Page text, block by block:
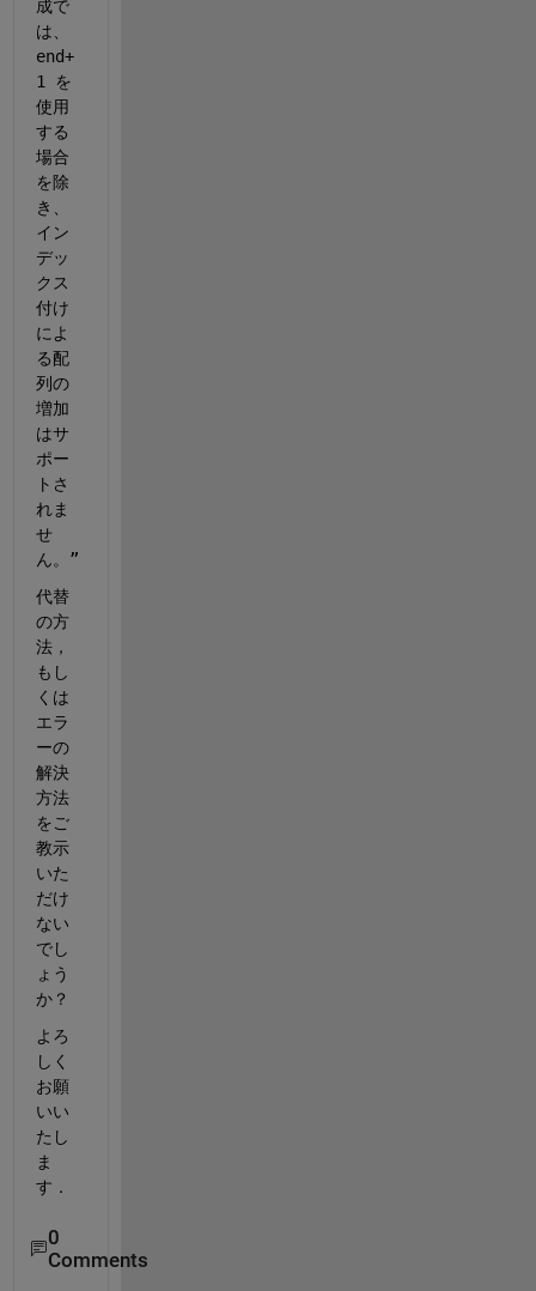
成で
は、
end+
1 を
使用
する
場合
を除
き、
イン
デッ
クス
付け
によ
る配
列の
増加
はサ
ポー
トさ
れま
せ
ん。”
代替
の方
法，
もし
くは
エラ
ーの
解決
方法
をご
教示
いた
だけ
ない
でし
ょう
か？
よろ
しく
お願
いい
たし
ま
す．
0
Comments